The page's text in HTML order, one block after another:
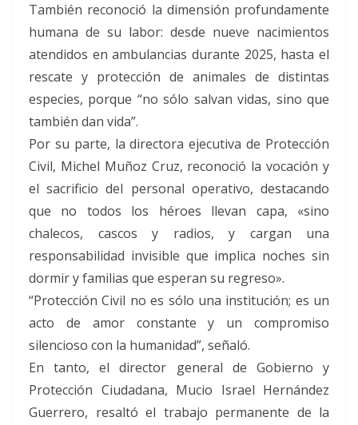
También reconoció la dimensión profundamente
humana de su labor: desde nueve nacimientos
atendidos en ambulancias durante 2025, hasta el
rescate y protección de animales de distintas
especies, porque “no sólo salvan vidas, sino que
también dan vida”.
Por su parte, la directora ejecutiva de Protección
Civil, Michel Muñoz Cruz, reconoció la vocación y
el sacrificio del personal operativo, destacando
que no todos los héroes llevan capa, «sino
chalecos, cascos y radios, y cargan una
responsabilidad invisible que implica noches sin
dormir y familias que esperan su regreso».
“Protección Civil no es sólo una institución; es un
acto de amor constante y un compromiso
silencioso con la humanidad”, señaló.
En tanto, el director general de Gobierno y
Protección Ciudadana, Mucio Israel Hernández
Guerrero, resaltó el trabajo permanente de la